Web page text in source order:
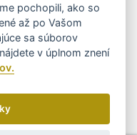
pochopili, ako so
až po Vašom
sa súborov
v úplnom znení